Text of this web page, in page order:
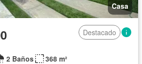
Casa
Destacado
2 Baños
368 m²